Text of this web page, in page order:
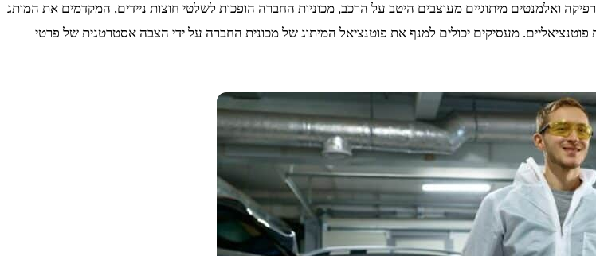
ואלמנטים מיתוגיים מעוצבים היטב על הרכב, מכוניות החברה הופכות לשלטי חוצות ניידים, המקדמים את המותג
מעסיקים יכולים למנף את פוטנציאל המיתוג של מכונית החברה על ידי הצבה אסטרטגית של פרטי